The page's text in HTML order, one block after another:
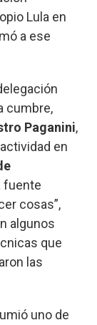
Lula en
a ese
cumbre,
Paganini,
en
fuente
cosas”,
algunos
que
las
uno de